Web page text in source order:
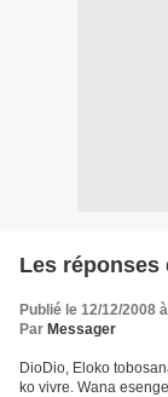
Les réponses
Publié le 12/12/2008
Par Messager
DioDio, Eloko
ko vivre. Wana